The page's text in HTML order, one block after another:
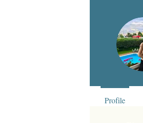
Profile